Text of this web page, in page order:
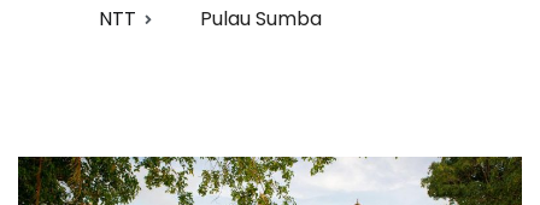
NTT
Pulau Sumba